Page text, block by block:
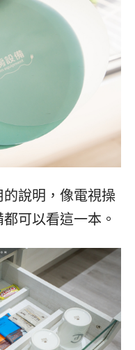
說明，像電視操
可以看這一本。